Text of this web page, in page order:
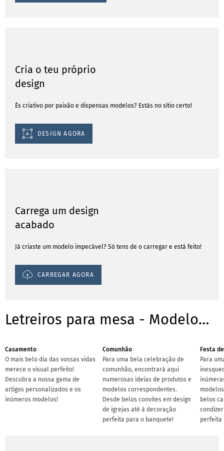
Cria o teu próprio
design
És criativo por paixão e dispensas modelos? Estás no sítio certo!
DESIGN AGORA
Carrega um design
acabado
Já criaste um modelo impecável? Só tens de o carregar e está feito!
CARREGAR AGORA
Letreiros para mesa - Modelos/ Templates para ocasiões
Casamento
O mais belo dia das vossas vidas
merece o visual perfeito!
Descubra a nossa gama de
artigos personalizados e os
inúmeros modelos!
Comunhão
Para uma bela celebração de
comunhão, encontrará aqui
numerosas ideias de produtos e
modelos correspondentes.
Desde belos convites em design
de igrejas até à decoração
perfeita para o banquete!
Festa
Para
belos
perfeita